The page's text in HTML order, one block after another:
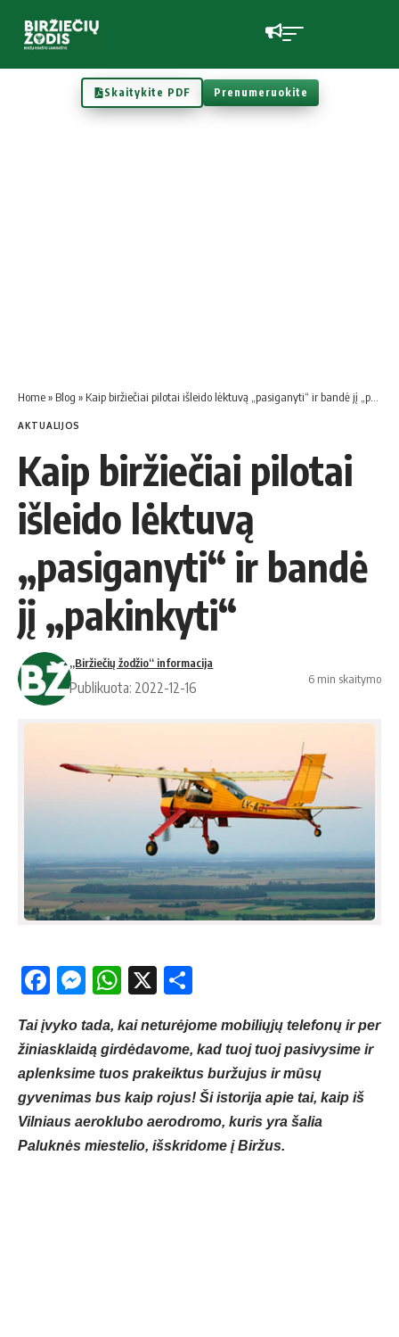
Skaitykite PDF Prenumeruokite
Home» Blog » Kaip biržiečiai pilotai išleido lėktuvą „pasiganyti“ ir bandė jį „pakinkyti“
AKTUALIJOS
Kaip biržiečiai pilotai
išleido lėktuvą
„pasiganyti“ ir bandė
jį „pakinkyti“
„Biržiečių žodžio“ informacija
Publikuota: 2022-12-16
6 min skaitymo
Facebook
Messenger
WhatsApp
X
Tai įvyko tada, kai neturėjome mobiliųjų telefonų ir per
žiniasklaidą girdėdavome, kad tuoj tuoj pasivysime ir
aplenksime tuos prakeiktus buržujus ir mūsų
gyvenimas bus kaip rojus! Ši istorija apie tai, kaip iš
Vilniaus aeroklubo aerodromo, kuris yra šalia
Paluknės miestelio, išskridome į Biržus.